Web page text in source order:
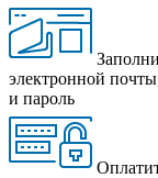
электронной
и пароль